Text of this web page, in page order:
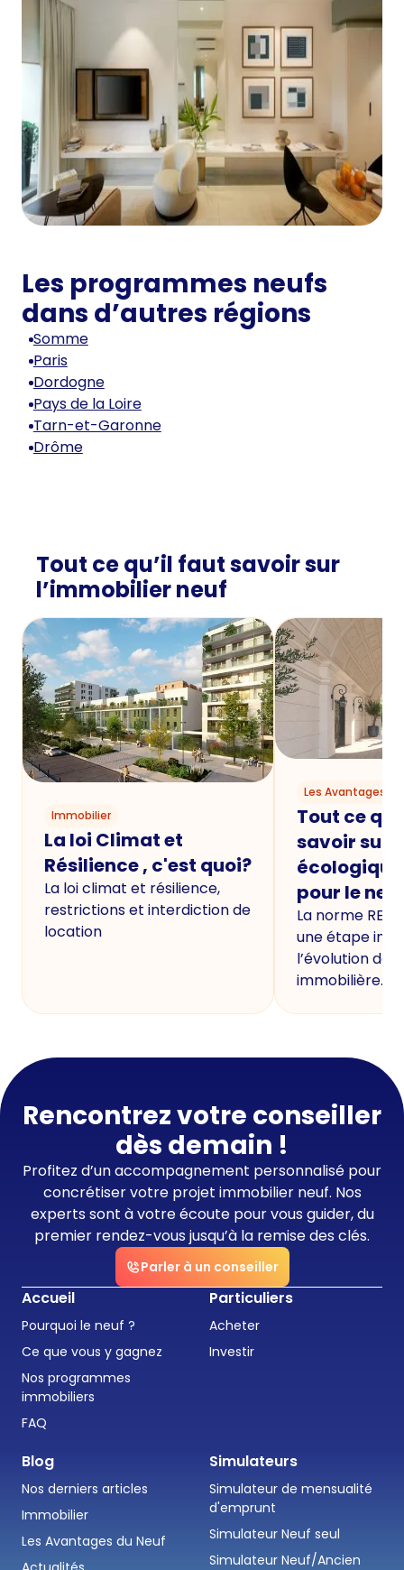
Les programmes neufs
dans d’autres régions
Somme
Paris
Dordogne
Pays de la Loire
Tarn-et-Garonne
Drôme
Tout ce qu’il faut savoir sur
l’immobilier neuf
Immobilier
La loi Climat et
Résilience , c'est quoi?
La loi climat et résilience,
restrictions et interdiction de
location
Les Avantages
Tout ce
savoir sur
écologique
pour le
La norme
une étape
l’évolution de
immobilière.
Rencontrez votre conseiller
dès demain !
Profitez d’un accompagnement personnalisé pour
concrétiser votre projet immobilier neuf. Nos
experts sont à votre écoute pour vous guider, du
premier rendez-vous jusqu’à la remise des clés.
Parler à un conseiller
Accueil
Pourquoi le neuf ?
Ce que vous y gagnez
Nos programmes
immobiliers
FAQ
Particuliers
Acheter
Investir
Blog
Nos derniers articles
Immobilier
Les Avantages du Neuf
Simulateurs
Simulateur de mensualité
d'emprunt
Simulateur Neuf seul
Simulateur Neuf/Ancien